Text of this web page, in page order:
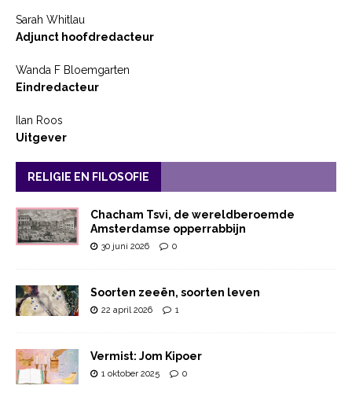
Sarah Whitlau
Adjunct hoofdredacteur
Wanda F Bloemgarten
Eindredacteur
Ilan Roos
Uitgever
RELIGIE EN FILOSOFIE
Chacham Tsvi, de wereldberoemde
Amsterdamse opperrabbijn
30 juni 2026 0
Soorten zeeën, soorten leven
22 april 2026 1
Vermist: Jom Kipoer
1 oktober 2025 0